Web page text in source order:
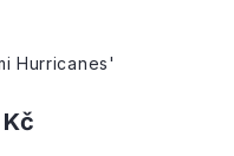
SE GS '3D Swoosh'
990 Kč